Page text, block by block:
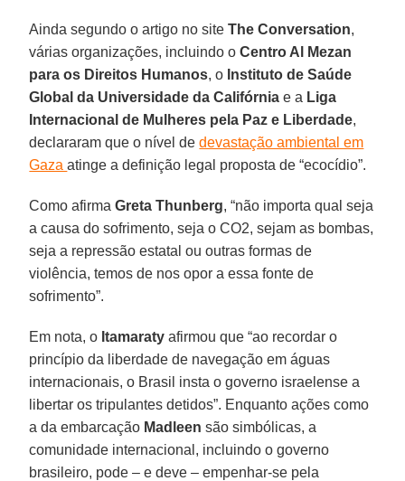
Ainda segundo o artigo no siteThe Conversation,
várias organizações, incluindo oCentro Al Mezan
para os Direitos Humanos, o Instituto de Saúde
Global da Universidade da Califórnia e a Liga
Internacional de Mulheres pela Paz e Liberdade,
declararam que o nível dedevastação ambiental em
Gazaatinge a definição legal proposta de “ecocídio”.
Como afirmaGreta Thunberg, “não importa qual seja
a causa do sofrimento, seja o CO2, sejam as bombas,
seja a repressão estatal ou outras formas de
violência, temos de nos opor a essa fonte de
sofrimento”.
Em nota, o Itamaraty afirmou que “ao recordar o
princípio da liberdade de navegação em águas
internacionais, o Brasil insta o governo israelense a
libertar os tripulantes detidos”. Enquanto ações como
a da embarcação Madleen são simbólicas, a
comunidade internacional, incluindo o governo
brasileiro, pode – e deve – empenhar-se pela